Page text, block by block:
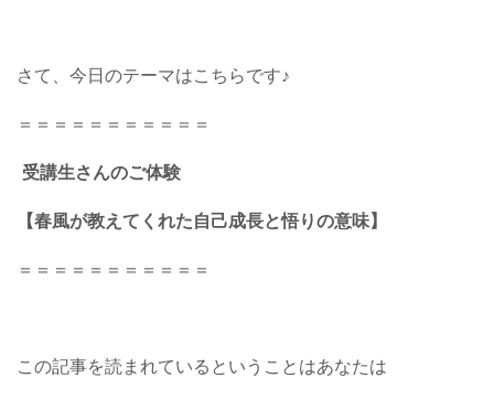
さて、今日のテーマはこちらです♪
＝＝＝＝＝＝＝＝＝＝＝
受講生さんのご体験
【春風が教えてくれた自己成長と悟りの意味】
＝＝＝＝＝＝＝＝＝＝＝
この記事を読まれているということはあなたは